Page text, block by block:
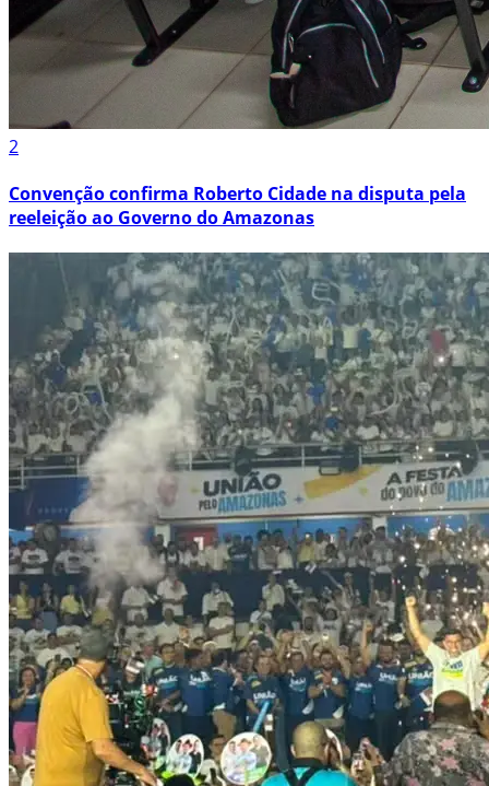
2
Convenção confirma Roberto Cidade na disputa pela
reeleição ao Governo do Amazonas